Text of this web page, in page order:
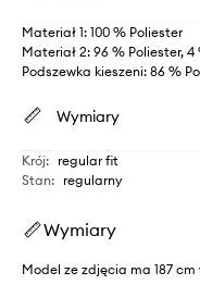
Materiał 1: 100 % Poliester
Materiał 2: 96 % Poliester,
Podszewka kieszeni: 86 %
Wymiary
Krój: regular fit
Stan: regularny
Wymiary
Model ze zdjęcia ma 187